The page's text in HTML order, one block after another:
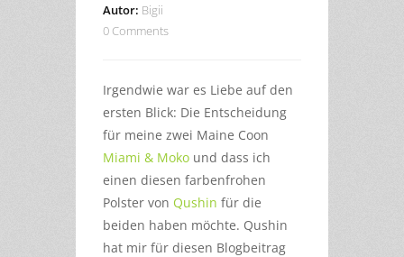
Autor: Bigii
0 Comments
Irgendwie war es Liebe auf den
ersten Blick: Die Entscheidung
für meine zwei Maine Coon
Miami & Moko und dass ich
einen diesen farbenfrohen
Polster von Qushin für die
beiden haben möchte. Qushin
hat mir für diesen Blogbeitrag